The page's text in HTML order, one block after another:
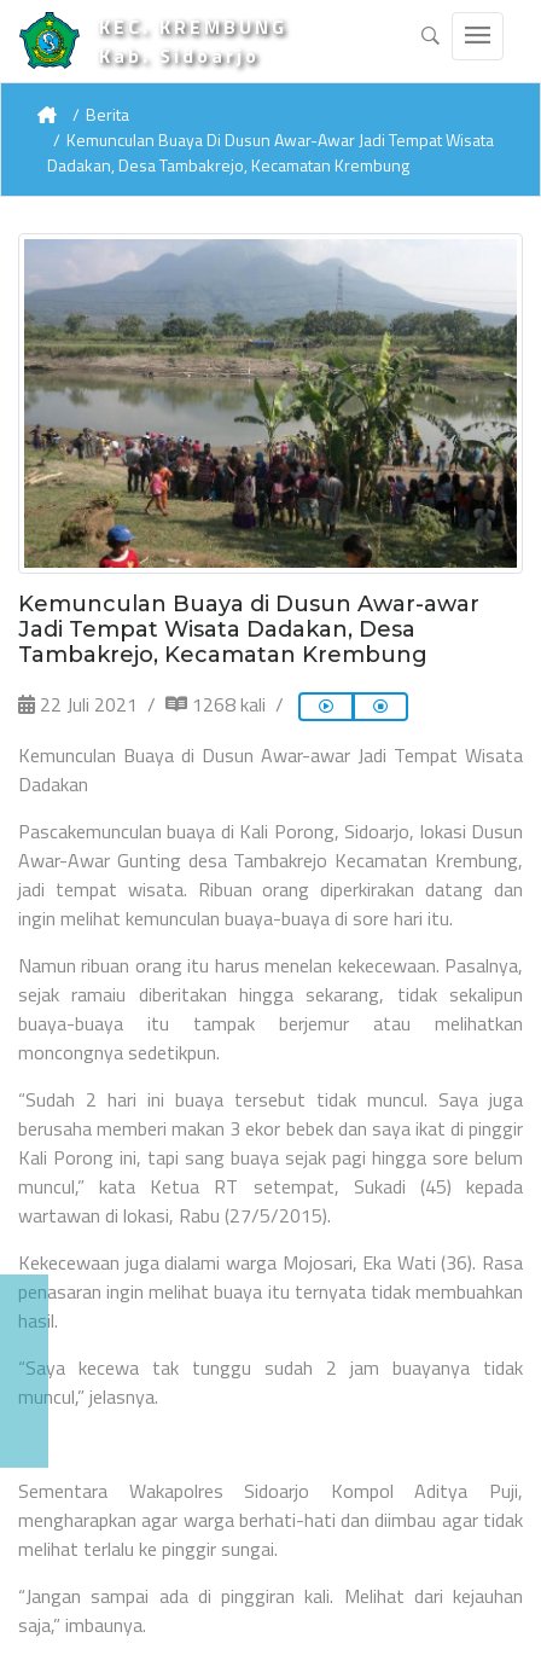
KEC. KREMBUNG
Kab. Sidoarjo
Berita
Kemunculan Buaya Di Dusun Awar-Awar Jadi Tempat Wisata
Dadakan, Desa Tambakrejo, Kecamatan Krembung
Kemunculan Buaya di Dusun Awar-awar
Jadi Tempat Wisata Dadakan, Desa
Tambakrejo, Kecamatan Krembung
22 Juli 2021
1268 kali
Kemunculan Buaya di Dusun Awar-awar Jadi Tempat Wisata
Dadakan
Pascakemunculan buaya di Kali Porong, Sidoarjo, lokasi Dusun
Awar-Awar Gunting desa Tambakrejo Kecamatan Krembung,
jadi tempat wisata. Ribuan orang diperkirakan datang dan
ingin melihat kemunculan buaya-buaya di sore hari itu.
Namun ribuan orang itu harus menelan kekecewaan. Pasalnya,
sejak ramaiu diberitakan hingga sekarang, tidak sekalipun
buaya-buaya itu tampak berjemur atau melihatkan
moncongnya sedetikpun.
“Sudah 2 hari ini buaya tersebut tidak muncul. Saya juga
berusaha memberi makan 3 ekor bebek dan saya ikat di pinggir
Kali Porong ini, tapi sang buaya sejak pagi hingga sore belum
muncul,” kata Ketua RT setempat, Sukadi (45) kepada
wartawan di lokasi, Rabu (27/5/2015).
Kekecewaan juga dialami warga Mojosari, Eka Wati (36). Rasa
penasaran ingin melihat buaya itu ternyata tidak membuahkan
hasil.
“Saya kecewa tak tunggu sudah 2 jam buayanya tidak
muncul,” jelasnya.
Sementara Wakapolres Sidoarjo Kompol Aditya Puji,
mengharapkan agar warga berhati-hati dan diimbau agar tidak
melihat terlalu ke pinggir sungai.
“Jangan sampai ada di pinggiran kali. Melihat dari kejauhan
saja,” imbaunya.